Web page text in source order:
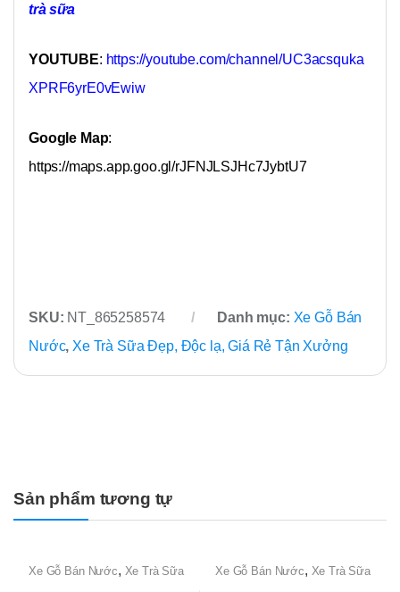
trà sữa
YOUTUBE: https://youtube.com/channel/UC3acsquka
XPRF6yrE0vEwiw
Google Map:
https://maps.app.goo.gl/rJFNJLSJHc7JybtU7
SKU: NT_865258574 Danh mục: Xe Gỗ Bán
Nước, Xe Trà Sữa Đẹp, Độc lạ, Giá Rẻ Tận Xưởng
Sản phẩm tương tự
Xe Gỗ Bán Nước, Xe Trà Sữa
Xe Gỗ Bán Nước, Xe Trà Sữa